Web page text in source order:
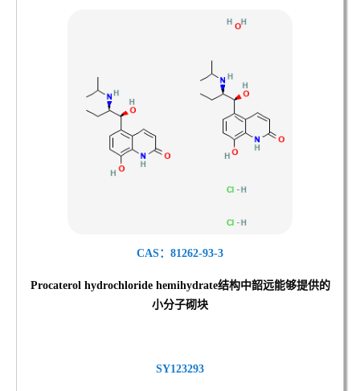
CAS：81262-93-3
Procaterol hydrochloride hemihydrate结构中韶远能够提供的
小分子砌块
SY123293